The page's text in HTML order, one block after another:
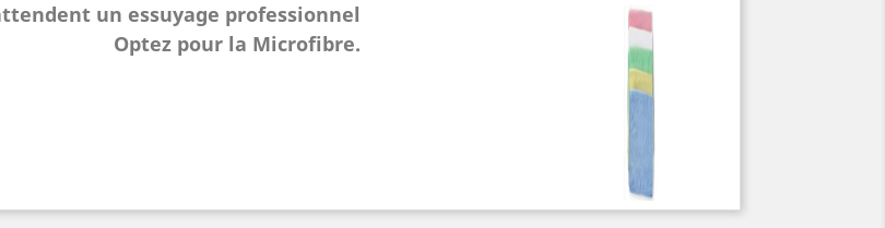
un essuyage professionnel
Optez pour la Microfibre.